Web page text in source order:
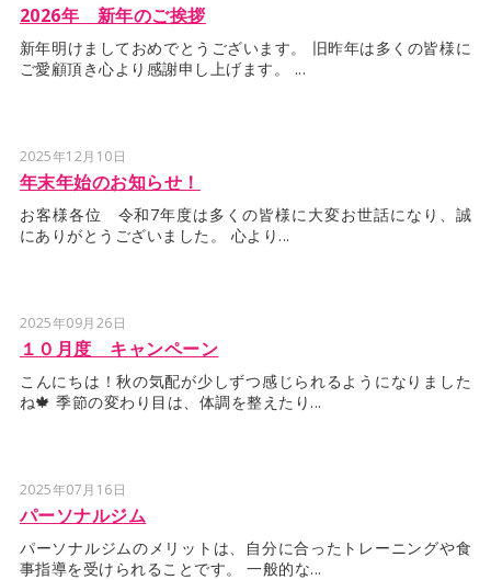
2026年 新年のご挨拶
新年明けましておめでとうございます。 旧昨年は多くの皆様に
ご愛顧頂き心より感謝申し上げます。 ...
2025年12月10日
年末年始のお知らせ！
お客様各位 令和7年度は多くの皆様に大変お世話になり、誠
にありがとうございました。 心より...
2025年09月26日
１０月度 キャンペーン
こんにちは！秋の気配が少しずつ感じられるようになりました
ね🍁 季節の変わり目は、体調を整えたり...
2025年07月16日
パーソナルジム
パーソナルジムのメリットは、自分に合ったトレーニングや食
事指導を受けられることです。 一般的な...